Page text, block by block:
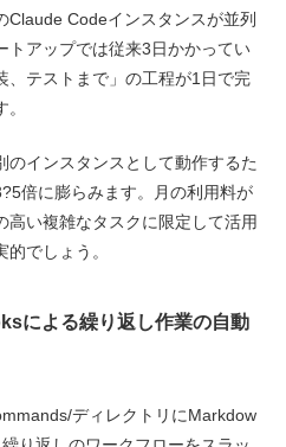
Claude Codeインスタンスが並列
トアップでは従来3日かかってい
、テストまで」の工程が1日で完
のインスタンスとして動作するた
倍に膨らみます。月の利用料が
い複雑なタスクに限定して活用
でしょう。
による繰り返し作業の自動
ディレクトリにMarkdow